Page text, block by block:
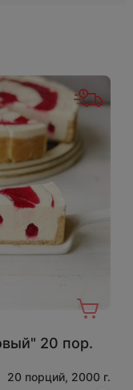
20 пор.
20 порций, 2000 г.